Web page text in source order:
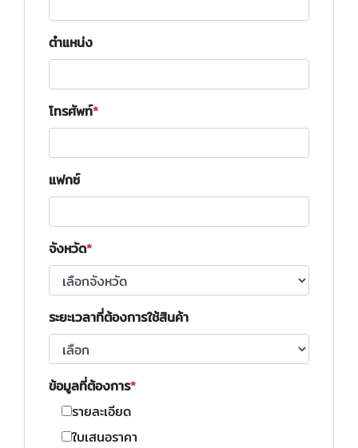
ตำแหน่ง
โทรศัพท์
แฟกซ์
จังหวัด
ระยะเวลาที่ต้องการใช้สินค้า
ข้อมูลที่ต้องการ
รายละเอียด
ใบเสนอราคา